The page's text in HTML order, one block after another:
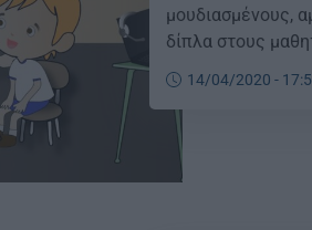
μουδιασμένους,
δίπλα στους
το αντίθετο»,
«Ακόμα κι όταν
14/04/2020 -